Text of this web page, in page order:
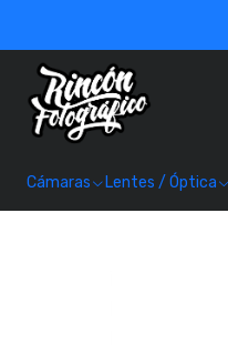
Cámaras Lentes / Óptica